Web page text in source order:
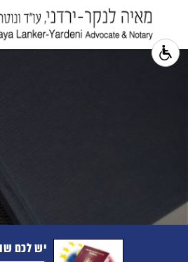
יש לכם